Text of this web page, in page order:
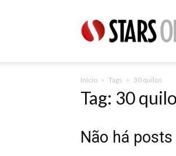
Online
Inicio Tags 30 quilos
Tag: 30
Não há